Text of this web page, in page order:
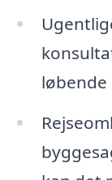
løbende